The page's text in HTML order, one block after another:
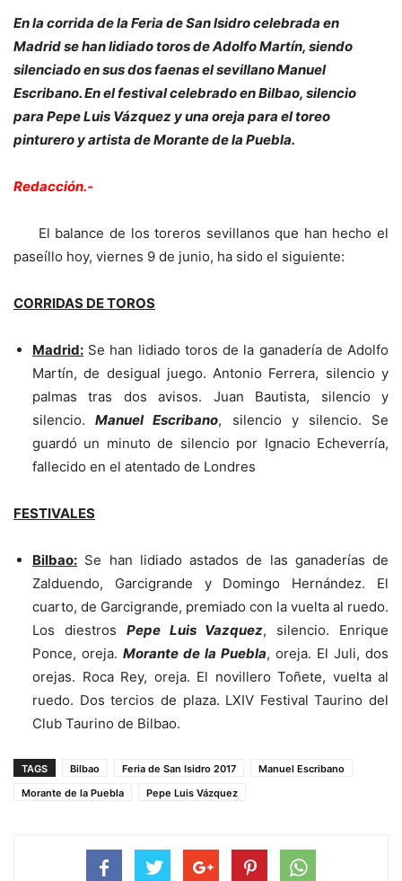
En la corrida de la Feria de San Isidro celebrada en
Madrid se han lidiado toros de Adolfo Martín, siendo
silenciado en sus dos faenas el sevillano Manuel
Escribano. En el festival celebrado en Bilbao, silencio
para Pepe Luis Vázquez y una oreja para el toreo
pinturero y artista de Morante de la Puebla.
Redacción.-
El balance de los toreros sevillanos que han hecho el
paseíllo hoy, viernes 9 de junio, ha sido el siguiente:
CORRIDAS DE TOROS
Madrid: Se han lidiado toros de la ganadería de Adolfo
Martín, de desigual juego. Antonio Ferrera, silencio y
palmas tras dos avisos. Juan Bautista, silencio y
silencio.Manuel Escribano, silencio y silencio. Se
guardó un minuto de silencio por Ignacio Echeverría,
fallecido en el atentado de Londres
FESTIVALES
Bilbao: Se han lidiado astados de las ganaderías de
Zalduendo, Garcigrande y Domingo Hernández. El
cuarto, de Garcigrande, premiado con la vuelta al ruedo.
Los diestros Pepe Luis Vazquez, silencio. Enrique
Ponce, oreja. Morante de la Puebla, oreja. El Juli, dos
orejas. Roca Rey, oreja. El novillero Toñete, vuelta al
ruedo. Dos tercios de plaza. LXIV Festival Taurino del
Club Taurino de Bilbao.
TAGS Bilbao Feria de San Isidro 2017
Manuel Escribano
Morante de la Puebla
Pepe Luis Vázquez